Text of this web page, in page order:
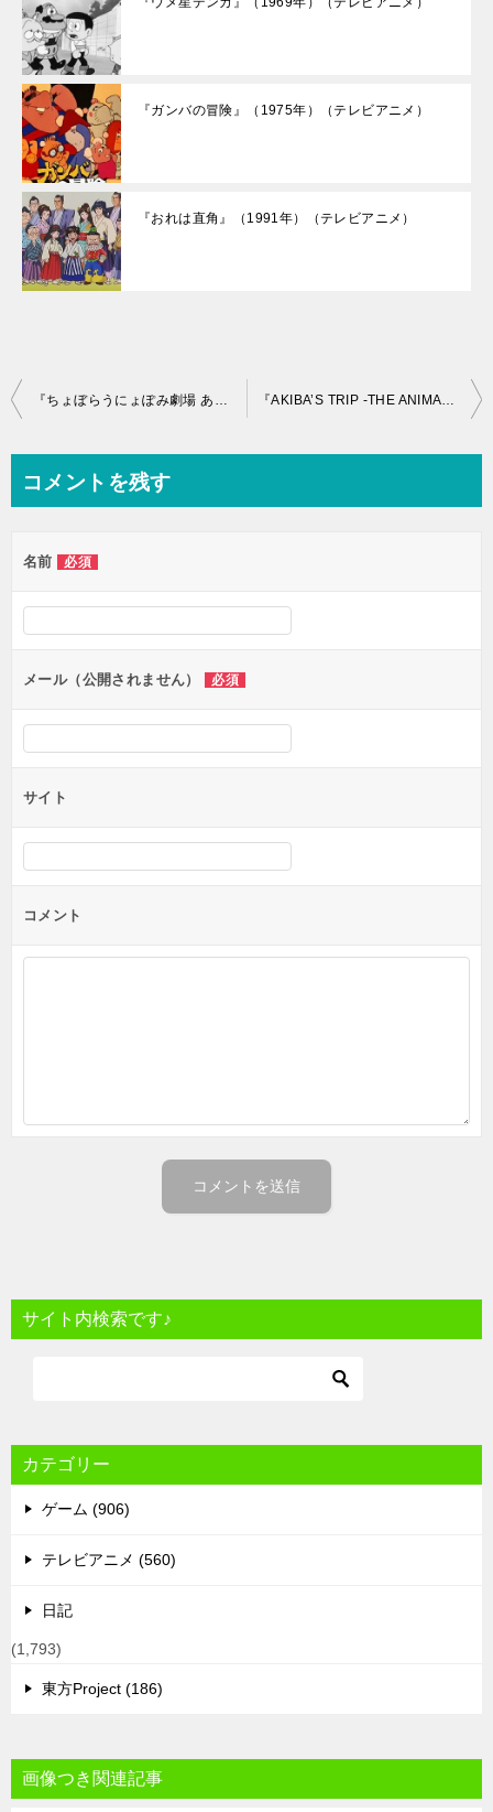
『ガンバの冒険』（1975年）（テレビアニメ）
『おれは直角』（1991年）（テレビアニメ）
投
ビ
ー
シ
ン
『ちょぼらうにょぽみ劇場 あいまいみー ～Surgical Friends～』（2017年）（テレビアニメ） 『AKIBA’S TRIP -THE ANIMATION-』（2017年）（テレビアニメ）
コメントを残す
名前 必須
メール（公開されません） 必須
サイト
コメント
サイト内検索です♪
カテゴリー
ゲーム (906)
テレビアニメ (560)
日記
(1,793)
東方Project (186)
画像つき関連記事